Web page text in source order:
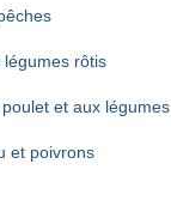
légumes rôtis
et aux légumes
et poivrons